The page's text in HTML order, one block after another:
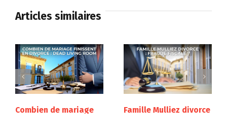
Articles similaires
Combien de mariage
Famille Mulliez divorce